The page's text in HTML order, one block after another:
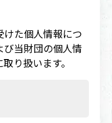
けた個人情報につ
び当財団の個人情
り扱います。